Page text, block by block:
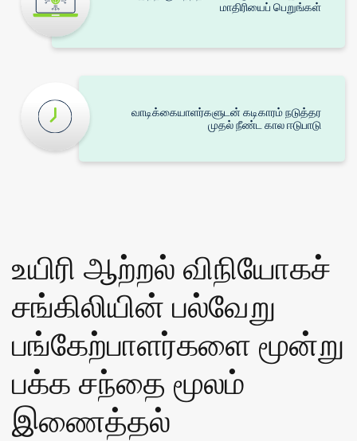
மாதிரியைப் பெறுங்கள்
வாடிக்கையாளர்களுடன் கடிகாரம் நடுத்தர
முதல் நீண்ட கால ஈடுபாடு
உயிரி ஆற்றல் விநியோகச்
சங்கிலியின் பல்வேறு
பங்கேற்பாளர்களை மூன்று
பக்க சந்தை மூலம்
இணைத்தல்